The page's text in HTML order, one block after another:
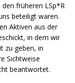
früheren LSp*R
beteiligt waren.
Aktiven aus der
in dem wir
zu geben, in
Sichtweise
beantwortet.